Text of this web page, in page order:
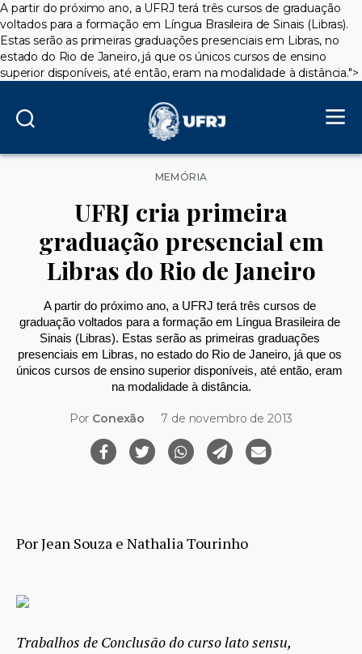
A partir do próximo ano, a UFRJ terá três cursos de graduação
voltados para a formação em Língua Brasileira de Sinais (Libras).
Estas serão as primeiras graduações presenciais em Libras, no
estado do Rio de Janeiro, já que os únicos cursos de ensino
superior disponíveis, até então, eram na modalidade à distância.">
Categorias
MEMÓRIA
UFRJ cria primeira
graduação presencial em
Libras do Rio de Janeiro
A partir do próximo ano, a UFRJ terá três cursos de
graduação voltados para a formação em Língua Brasileira de
Sinais (Libras). Estas serão as primeiras graduações
presenciais em Libras, no estado do Rio de Janeiro, já que os
únicos cursos de ensino superior disponíveis, até então, eram
na modalidade à distância.
Por Conexão 7 de novembro de 2013
Por Jean Souza e Nathalia Tourinho
Trabalhos de Conclusão do curso lato sensu,